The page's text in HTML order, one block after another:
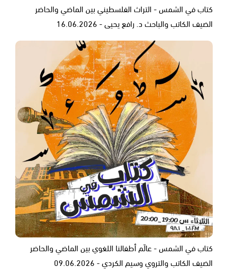
كتاب في الشمس - التراث الفلسطيني بين الماضي والحاضر
الضيف الكاتب والباحث د. رافع يحيى - 16.06.2026
كتاب في الشمس - عالَم أطفالنا اللغوي بين الماضي والحاضر
الضيف الكاتب والتروي وسيم الكردي - ‎09.06.2026